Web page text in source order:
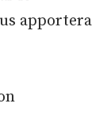
apportera